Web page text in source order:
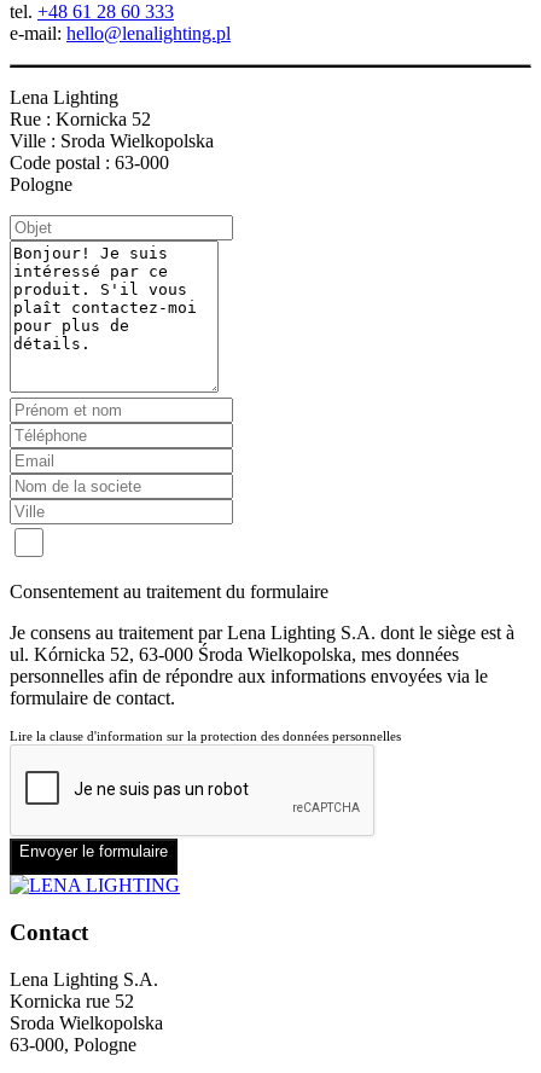
tel. +48 61 28 60 333
e-mail: hello@lenalighting.pl
Lena Lighting
Rue : Kornicka 52
Ville : Sroda Wielkopolska
Code postal : 63-000
Pologne
Consentement au traitement du formulaire
Je consens au traitement par Lena Lighting S.A. dont le siège est à
ul. Kórnicka 52, 63-000 Środa Wielkopolska, mes données
personnelles afin de répondre aux informations envoyées via le
formulaire de contact.
Lire la clause d'information sur la protection des données personnelles
Envoyer le formulaire
Contact
Lena Lighting S.A.
Kornicka rue 52
Sroda Wielkopolska
63-000, Pologne